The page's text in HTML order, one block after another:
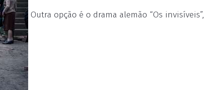
Outra opção é o drama alemão “Os invisíveis”,